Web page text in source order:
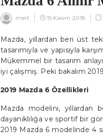
mert 15 Kasım 2018
Mazda, yıllardan beri üst
tasarımıyla ve yapısıyla
Mükemmel bir tasarım
iyi çalışmış. Peki bakalım
2019 Mazda 6 Özellikleri
Mazda modelini, yıllardan
dayanıklılığa ve sportif bir
2019 Mazda 6 modelinde 4